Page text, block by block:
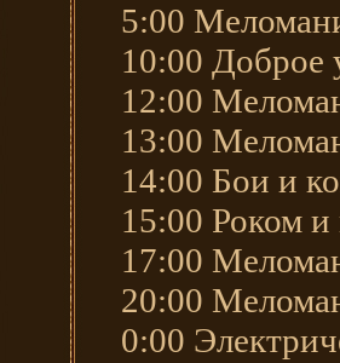
5:00
10:00 Доброе
12:00
13:00
14:00 Бои и
15:00 Роком
17:00
20:00
0:00